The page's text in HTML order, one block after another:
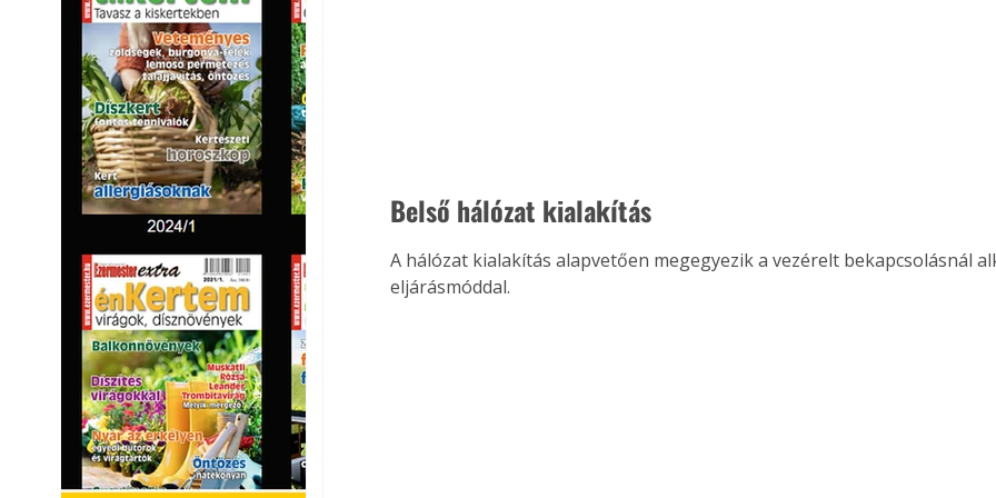
Belső hálózat kialakítás
A hálózat kialakítás alapvetően megegyezik a vezérelt bekapcsolásnál
eljárásmóddal.